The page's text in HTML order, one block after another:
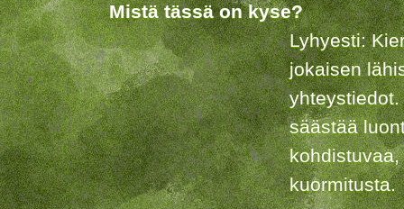
Mistä tässä on kyse?
Lyhyesti:
jokaisen
säästää
kuormitusta.